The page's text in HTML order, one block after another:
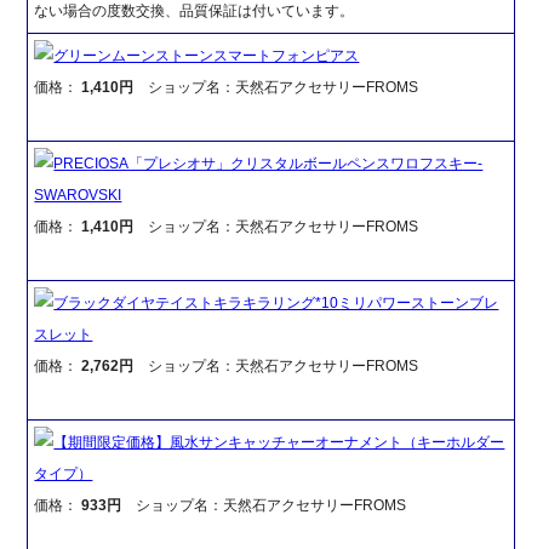
ない場合の度数交換、品質保証は付いています。
グリーンムーンストーンスマートフォンピアス
価格：1,410円 ショップ名：天然石アクセサリーFROMS
PRECIOSA「プレシオサ」クリスタルボールペンスワロフスキー-
SWAROVSKI
価格：1,410円 ショップ名：天然石アクセサリーFROMS
ブラックダイヤテイストキラキラリング*10ミリパワーストーンブレ
スレット
価格：2,762円 ショップ名：天然石アクセサリーFROMS
【期間限定価格】風水サンキャッチャーオーナメント（キーホルダー
タイプ）
価格：933円 ショップ名：天然石アクセサリーFROMS